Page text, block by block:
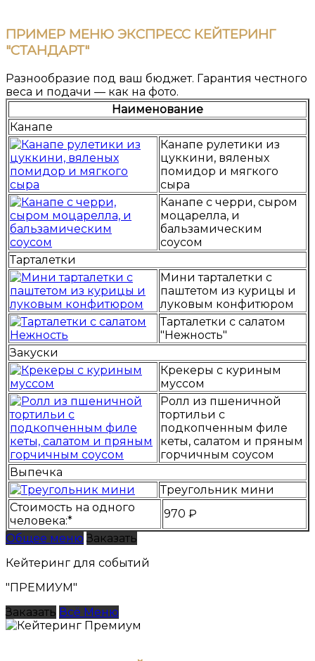
ПРИМЕР МЕНЮ ЭКСПРЕСС КЕЙТЕРИНГ
"СТАНДАРТ"
Разнообразие под ваш бюджет. Гарантия честного
веса и подачи — как на фото.
Наименование
Канапе
Канапе рулетики из
цуккини, вяленых
помидор и мягкого
сыра
Канапе с черри, сыром
моцарелла, и
бальзамическим
соусом
Тарталетки
Мини тарталетки с
паштетом из курицы и
луковым конфитюром
Тарталетки с салатом
"Нежность"
Закуски
Крекеры с куриным
муссом
Ролл из пшеничной
тортильи с
подкопченным филе
кеты, салатом и пряным
горчичным соусом
Выпечка
Треугольник мини
Стоимость на одного
человека:*
970 ₽
Общее меню Заказать
Кейтеринг для событий
"ПРЕМИУМ"
Заказать Всё Меню